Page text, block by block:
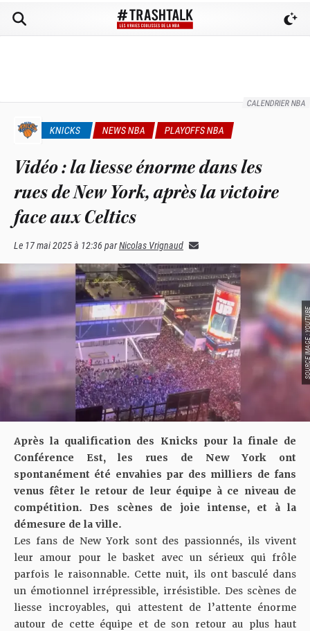
CALENDRIER NBA
KNICKS NEWS NBA PLAYOFFS NBA
Vidéo : la liesse énorme dans les
rues de New York, après la victoire
face aux Celtics
Le 17 mai 2025 à 12:36 parNicolas Vrignaud
SOURCE
Après la qualification des Knicks pour la finale de
Conférence Est, les rues de New York ont
spontanément été envahies par des milliers de fans
venus fêter le retour de leur équipe à ce niveau de
compétition. Des scènes de joie intense, et à la
démesure de la ville.
Les fans de New York sont des passionnés, ils vivent
leur amour pour le basket avec un sérieux qui frôle
parfois le raisonnable. Cette nuit, ils ont basculé dans
un émotionnel irrépressible, irrésistible. Des scènes de
liesse incroyables, qui attestent de l’attente énorme
autour de cette équipe et de son retour au plus haut